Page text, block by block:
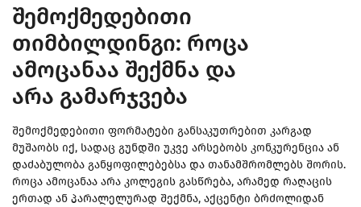
შემოქმედებითი
თიმბილდინგი: როცა
ამოცანაა შექმნა და
არა გამარჯვება
შემოქმედებითი ფორმატები განსაკუთრებით კარგად
მუშაობს იქ, სადაც გუნდში უკვე არსებობს კონკურენცია ან
დაძაბულობა განყოფილებებსა და თანამშრომლებს შორის.
როცა ამოცანაა არა კოლეგის გასწრება, არამედ რაღაცის
ერთად ან პარალელურად შექმნა, აქცენტი ბრძოლიდან